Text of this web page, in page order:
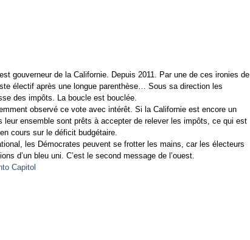
gouverneur de la Californie. Depuis 2011. Par une de ces ironies de
électif après une longue parenthèse… Sous sa direction les
des impôts. La boucle est bouclée.
observé ce vote avec intérêt. Si la Californie est encore un
leur ensemble sont prêts à accepter de relever les impôts, ce qui est
cours sur le déficit budgétaire.
les Démocrates peuvent se frotter les mains, car les électeurs
d’un bleu uni. C’est le second message de l’ouest.